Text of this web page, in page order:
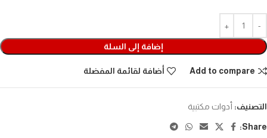
إضافة إلى السلة
Add to compare أضافة لقائمة المفضلة
التصنيف: أدوات مكتبية
Share: